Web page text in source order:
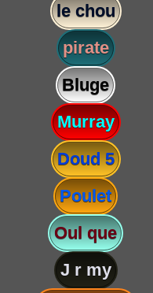
le chou
pirate
Bluge
Murray
Doud 5
Poulet
Oul que
J r my